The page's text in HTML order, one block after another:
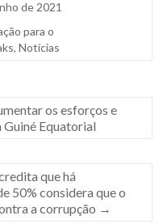
de 2021
para o
,Notícias
os esforços e
Equatorial
que há
50% considera que o
a corrupção →